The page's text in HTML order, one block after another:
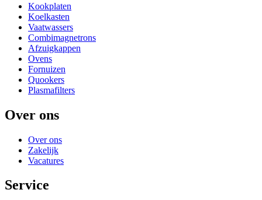
Kookplaten
Koelkasten
Vaatwassers
Combimagnetrons
Afzuigkappen
Ovens
Fornuizen
Quookers
Plasmafilters
Over ons
Over ons
Zakelijk
Vacatures
Service